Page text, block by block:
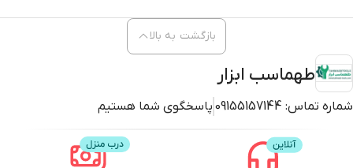
طهماسب ابزار
شماره تماس: 09155157144 پاسخگوی شما هستیم
بازگشت به بالا